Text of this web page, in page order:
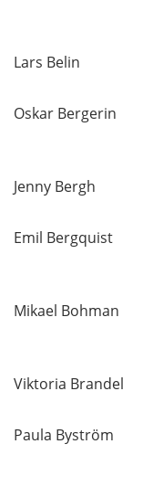
Lars Belin
Oskar Bergerin
Jenny Bergh
Emil Bergquist
Mikael Bohman
Viktoria Brandel
Paula Byström